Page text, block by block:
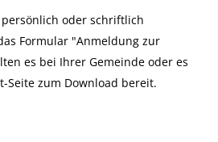
oder schriftlich
Formular "Anmeldung zur
es bei Ihrer Gemeinde oder es
zum Download bereit.